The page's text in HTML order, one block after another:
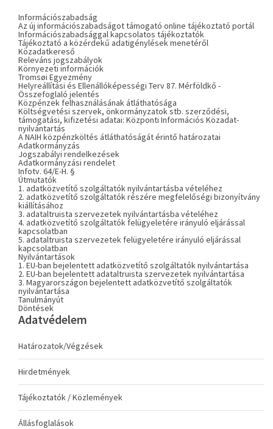
Információszabadság
Az új információszabadságot támogató online tájékoztató portál
Információszabadsággal kapcsolatos tájékoztatók
Tájékoztató a közérdekű adatigénylések menetéről
Közadatkereső
Releváns jogszabályok
Környezeti információk
Tromsøi Egyezmény
Helyreállítási és Ellenállóképességi Terv 87. Mérföldkő -
Összefoglaló jelentés
Közpénzek felhasználásának átláthatósága
Költségvetési szervek, önkormányzatok stb. szerződési,
támogatási, kifizetési adatai: Központi Információs Közadat-
nyilvántartás
A NAIH közpénzköltés átláthatóságát érintő határozatai
Adatkormányzás
Jogszabályi rendelkezések
Adatkormányzási rendelet
Infotv. 64/E-H. §
Útmutatók
1. adatközvetítő szolgáltatók nyilvántartásba vételéhez
2. adatközvetítő szolgáltatók részére megfelelőségi bizonyítvány
kiállításához
3. adataltruista szervezetek nyilvántartásba vételéhez
4. adatközvetítő szolgáltatók felügyeletére irányuló eljárással
kapcsolatban
5. adataltruista szervezetek felügyeletére irányuló eljárással
kapcsolatban
Nyilvántartások
1. EU-ban bejelentett adatközvetítő szolgáltatók nyilvántartása
2. EU-ban bejelentett adataltruista szervezetek nyilvántartása
3. Magyarországon bejelentett adatközvetítő szolgáltatók
nyilvántartása
Tanulmányút
Döntések
Adatvédelem
Határozatok/Végzések
Hirdetmények
Tájékoztatók / Közlemények
Állásfoglalások